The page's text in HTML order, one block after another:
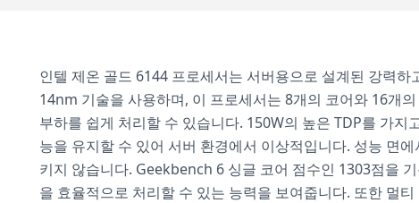
인텔 제온 골드 6144 프로세서는 서버용으로 설계된 강력하
14nm 기술을 사용하며, 이 프로세서는 8개의 코어와 16개
부하를 쉽게 처리할 수 있습니다. 150W의 높은 TDP를 가지
능을 유지할 수 있어 서버 환경에서 이상적입니다. 성능 면
키지 않습니다. Geekbench 6 싱글 코어 점수인 1303점을
을 효율적으로 처리할 수 있는 능력을 보여줍니다. 또한 멀